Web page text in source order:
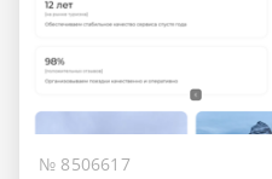
№ 8506617